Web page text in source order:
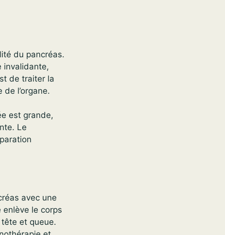
du pancréas.
invalidante,
de traiter la
l’organe.
est grande,
Le
avec une
le corps
et queue.